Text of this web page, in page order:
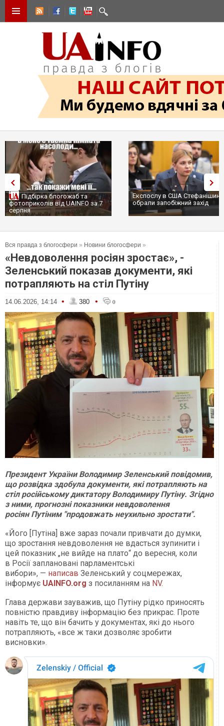
Підбірка блогожаб та
фотоприколів від UAINFO за 7
серпня
Експослу в США
обрали запобіжний захід
Вся правда з блогосфери » Новини блогосфери »
«Невдоволення росіян зростає», -
Зеленський показав документи, які
потрапляють на стіл Путіну
14.06.2026, 14:14 • 380 • 0
Президент України Володимир Зеленський повідомив,
що розвідка здобула документи, які потрапляють на
стіл російському диктатору Володимиру Путіну. Згідно
з ними, прогнозні показники невдоволення
росіян Путіним "продовжать неухильно зростати".
«Його [Путіна] вже зараз почали привчати до думки,
що зростання невдоволення не вдасться зупинити і
цей показник „не вийде на плато“ до вересня, коли
в Росії заплановані парламентські
вибори», — написав Зеленський у соцмережах,
інформує UAINFO.org з посиланням на NV.
Глава держави зауважив, що Путіну рідко приносять
повністю правдиву інформацію без прикрас. Проте
навіть те, що він бачить у документах, які до нього
потрапляють, «все ж таки дозволяє зробити
висновки».